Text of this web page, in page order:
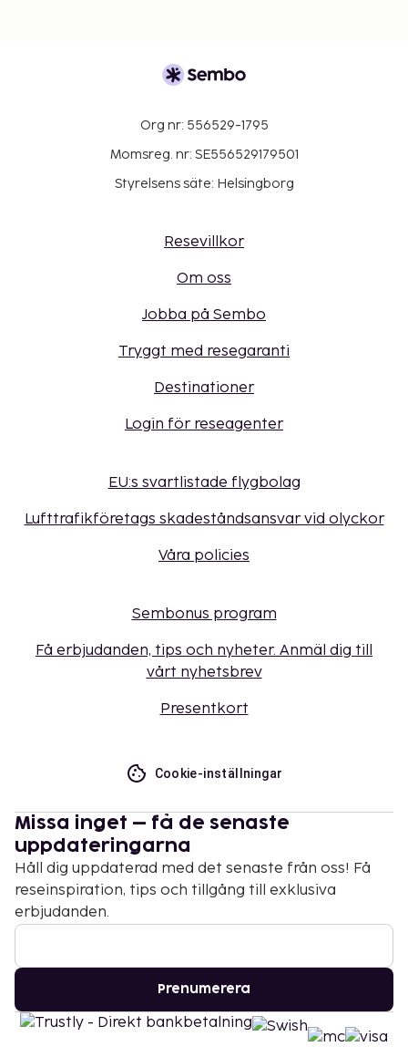
Org nr: 556529-1795
Momsreg. nr: SE556529179501
Styrelsens säte: Helsingborg
Resevillkor
Om oss
Jobba på Sembo
Tryggt med resegaranti
Destinationer
Login för reseagenter
EU:s svartlistade flygbolag
Lufttrafikföretags skadeståndsansvar vid olyckor
Våra policies
Sembonus program
Få erbjudanden, tips och nyheter. Anmäl dig till
vårt nyhetsbrev
Presentkort
Cookie-inställningar
Missa inget – få de senaste
uppdateringarna
Håll dig uppdaterad med det senaste från oss! Få
reseinspiration, tips och tillgång till exklusiva
erbjudanden.
Prenumerera